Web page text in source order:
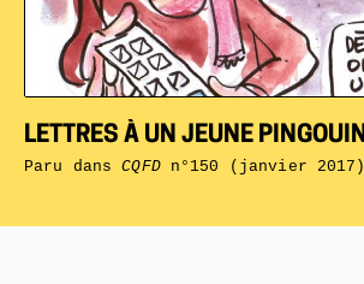
LETTRES À UN JEUNE PINGOUIN
Paru dansCQFDn°150 (janvier 2017)